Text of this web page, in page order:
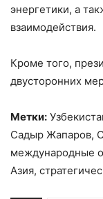
энергетики, а
взаимодействия.
Кроме того,
двусторонних
Метки:
Садыр Жапаров,
международные
Азия,